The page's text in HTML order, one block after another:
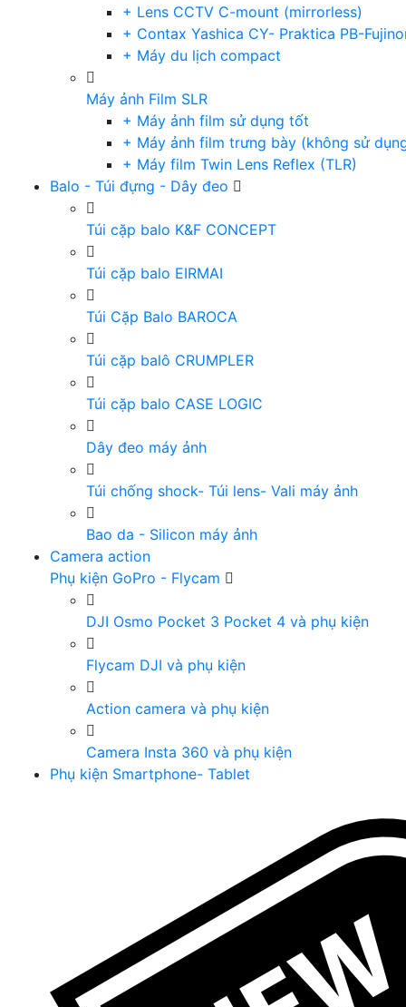
+ Lens CCTV C-mount (mirrorless)
+ Contax Yashica CY- Praktica PB-
+ Máy du lịch compact
Máy ảnh Film SLR
+ Máy ảnh film sử dụng tốt
+ Máy ảnh film trưng bày (không sử
+ Máy film Twin Lens Reflex (TLR)
Balo - Túi đựng - Dây đeo
Túi cặp balo K&F CONCEPT
Túi cặp balo EIRMAI
Túi Cặp Balo BAROCA
Túi cặp balô CRUMPLER
Túi cặp balo CASE LOGIC
Dây đeo máy ảnh
Túi chống shock- Túi lens- Vali máy ảnh
Bao da - Silicon máy ảnh
Camera action
Phụ kiện GoPro - Flycam
DJI Osmo Pocket 3 Pocket 4 và phụ kiện
Flycam DJI và phụ kiện
Action camera và phụ kiện
Camera Insta 360 và phụ kiện
Phụ kiện Smartphone- Tablet